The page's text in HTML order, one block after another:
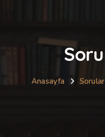
Soru
Anasayfa Sorular